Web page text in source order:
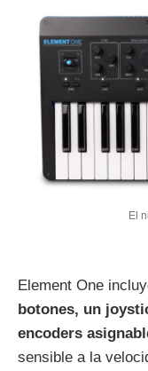
El
Element One
botones, un
encoders
sensible a la